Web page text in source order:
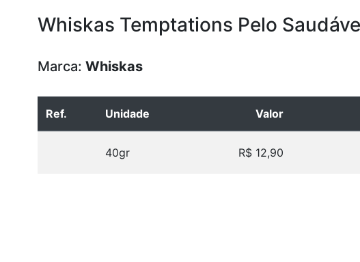
Whiskas Temptations Pelo
Marca: Whiskas
Ref. Unidade Valor
40gr R$ 12,90